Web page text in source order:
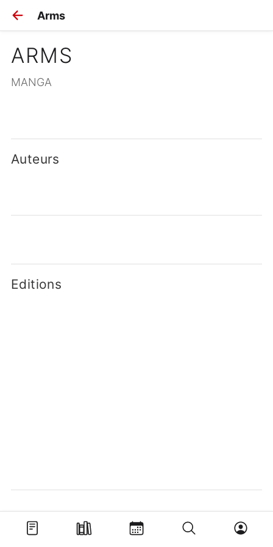
Arms
ARMS
MANGA
Auteurs
Editions